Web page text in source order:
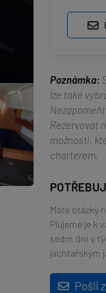
Poznámka:
lze také
Rezervovat
možnosti,
charterem.
Máte otázky
Plujeme je k
sedm dní v
jachtařským
Pošli